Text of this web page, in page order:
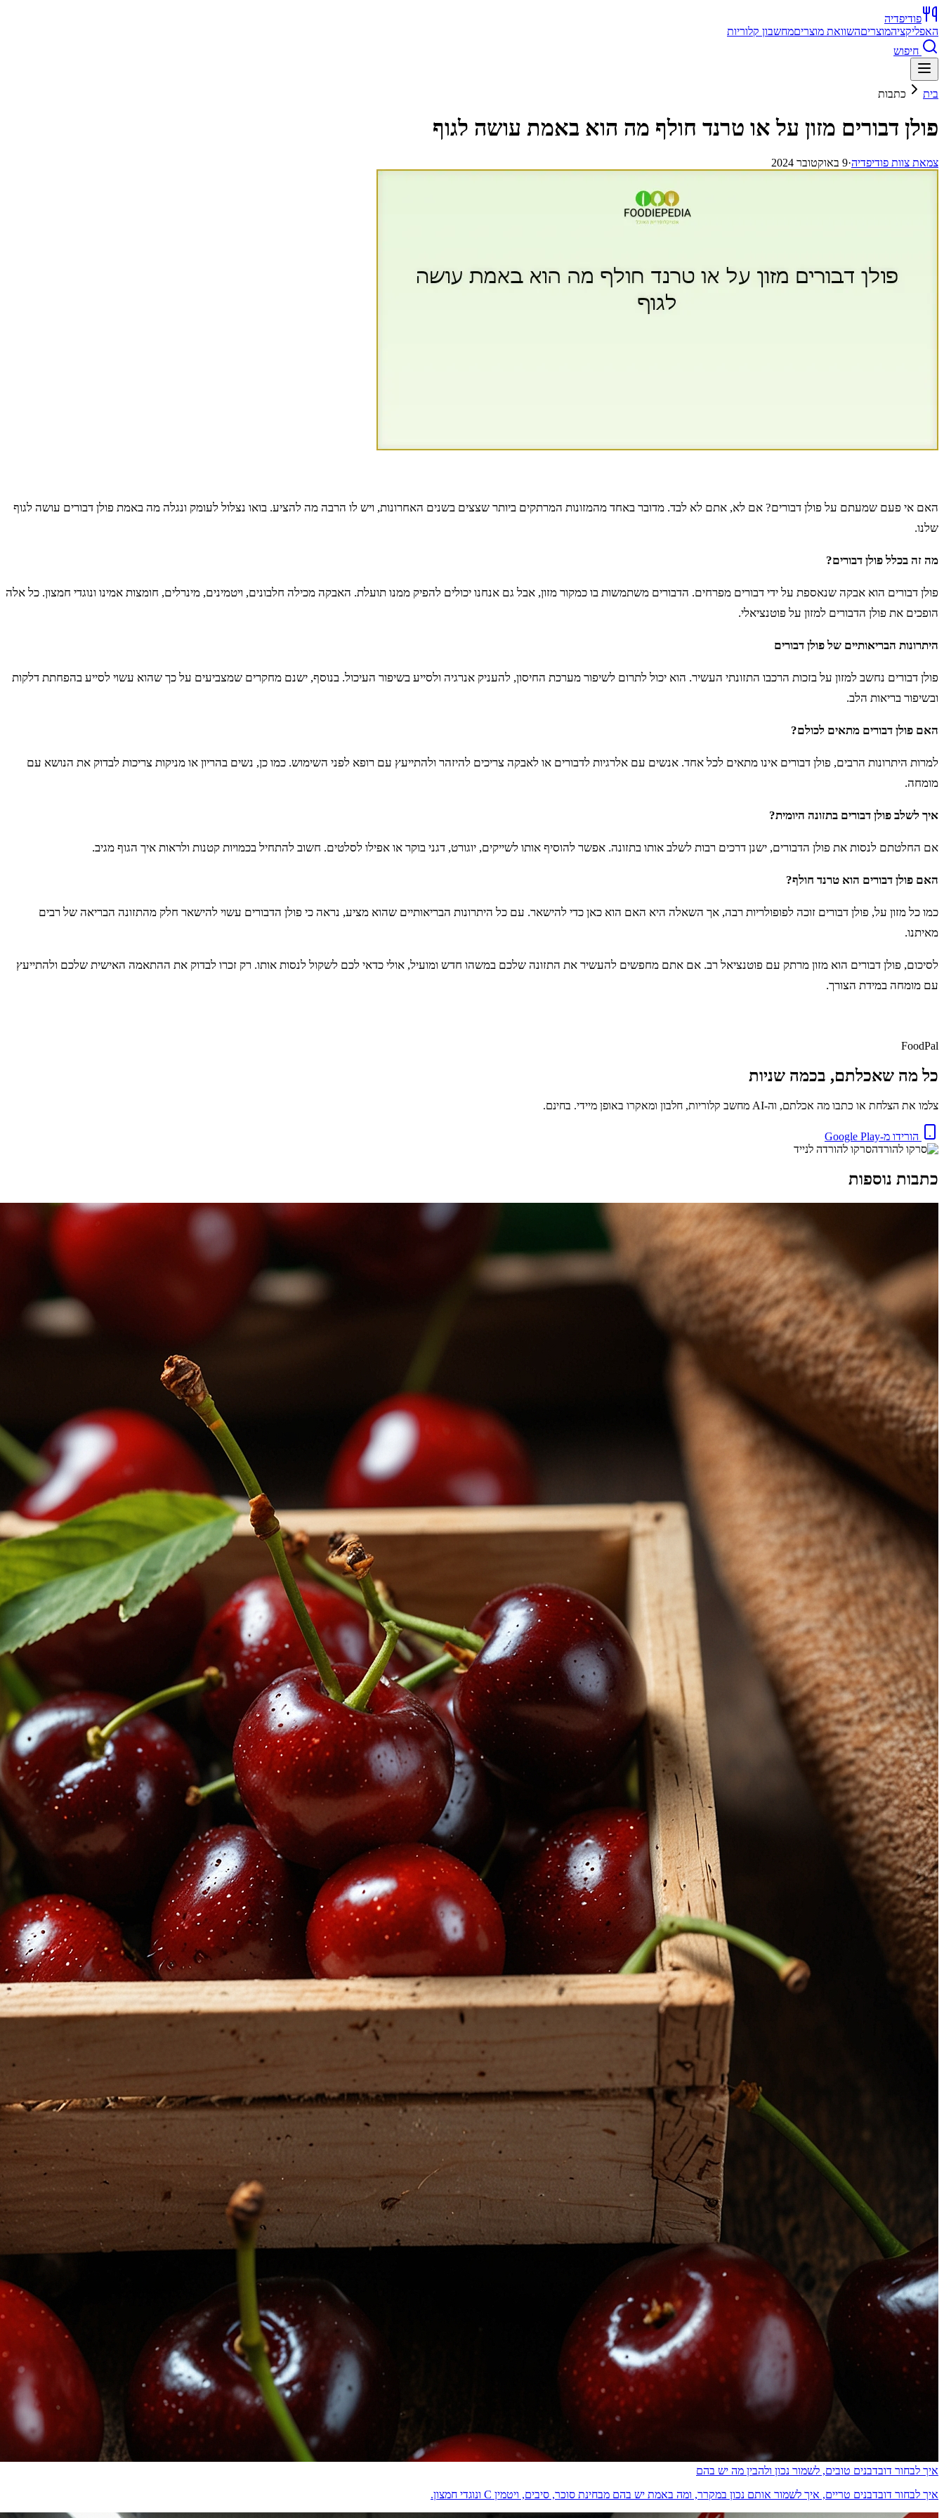
פודיפדיה
האפליקציהמוצריםהשוואת מוצריםמחשבון קלוריות
חיפוש
בית כתבות
פולן דבורים מזון על או טרנד חולף מה הוא באמת עושה לגוף
צמאת צוות פודיפדיה·9 באוקטובר 2024
האם אי פעם שמעתם על פולן דבורים? אם לא, אתם לא לבד. מדובר באחד מהמזונות המרתקים ביותר שצצים בשנים האחרונות, ויש לו הרבה מה להציע. בואו נצלול לעומק ונגלה מה באמת פולן דבורים עושה לגוף
שלנו.
מה זה בכלל פולן דבורים?
פולן דבורים הוא אבקה שנאספת על ידי דבורים מפרחים. הדבורים משתמשות בו כמקור מזון, אבל גם אנחנו יכולים להפיק ממנו תועלת. האבקה מכילה חלבונים, ויטמינים, מינרלים, חומצות אמינו ונוגדי חמצון. כל אלה
הופכים את פולן הדבורים למזון על פוטנציאלי.
היתרונות הבריאותיים של פולן דבורים
פולן דבורים נחשב למזון על בזכות הרכבו התזונתי העשיר. הוא יכול לתרום לשיפור מערכת החיסון, להעניק אנרגיה ולסייע בשיפור העיכול. בנוסף, ישנם מחקרים שמצביעים על כך שהוא עשוי לסייע בהפחתת דלקות
ובשיפור בריאות הלב.
האם פולן דבורים מתאים לכולם?
למרות היתרונות הרבים, פולן דבורים אינו מתאים לכל אחד. אנשים עם אלרגיות לדבורים או לאבקה צריכים להיזהר ולהתייעץ עם רופא לפני השימוש. כמו כן, נשים בהריון או מניקות צריכות לבדוק את הנושא עם
מומחה.
איך לשלב פולן דבורים בתזונה היומית?
אם החלטתם לנסות את פולן הדבורים, ישנן דרכים רבות לשלב אותו בתזונה. אפשר להוסיף אותו לשייקים, יוגורט, דגני בוקר או אפילו לסלטים. חשוב להתחיל בכמויות קטנות ולראות איך הגוף מגיב.
האם פולן דבורים הוא טרנד חולף?
כמו כל מזון על, פולן דבורים זוכה לפופולריות רבה, אך השאלה היא האם הוא כאן כדי להישאר. עם כל היתרונות הבריאותיים שהוא מציע, נראה כי פולן הדבורים עשוי להישאר חלק מהתזונה הבריאה של רבים
מאיתנו.
לסיכום, פולן דבורים הוא מזון מרתק עם פוטנציאל רב. אם אתם מחפשים להעשיר את התזונה שלכם במשהו חדש ומועיל, אולי כדאי לכם לשקול לנסות אותו. רק זכרו לבדוק את ההתאמה האישית שלכם ולהתייעץ
עם מומחה במידת הצורך.
FoodPal
כל מה שאכלתם, בכמה שניות
צלמו את הצלחת או כתבו מה אכלתם, וה-AI מחשב קלוריות, חלבון ומאקרו באופן מיידי. בחינם.
הורידו מ-Google Play
סרקו להורדה לנייד
כתבות נוספות
איך לבחור דובדבנים טובים, לשמור נכון ולהבין מה יש בהם
איך לבחור דובדבנים טריים, איך לשמור אותם נכון במקרר, ומה באמת יש בהם מבחינת סוכר, סיבים, ויטמין C ונוגדי חמצון.